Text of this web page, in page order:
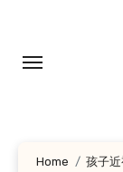
Home 孩子